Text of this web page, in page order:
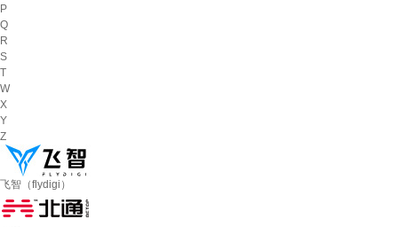
P
Q
R
S
T
W
X
Y
Z
飞智（flydigi）